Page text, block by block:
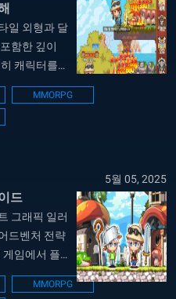
일 외형과 달
함한 깊이
캐릭터를
장비 세련, 속
구하는 점
좌우하는
MMORPG
5월 05, 2025
드
그래픽 일러
드벤처 전략
게임에서 플
, 조합과 배치
리를 진행하
MMORPG